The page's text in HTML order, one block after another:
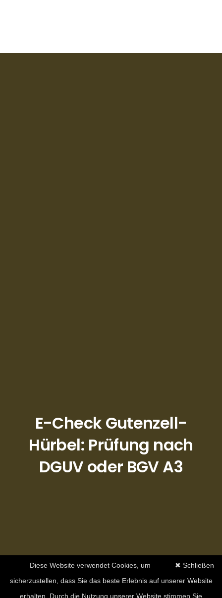
E-Check Gutenzell-
Hürbel: Prüfung nach
DGUV oder BGV A3
✖ Schließen
Diese Website verwendet Cookies, um
sicherzustellen, dass Sie das beste Erlebnis auf unserer Website
erhalten. Durch die Nutzung unserer Website stimmen Sie